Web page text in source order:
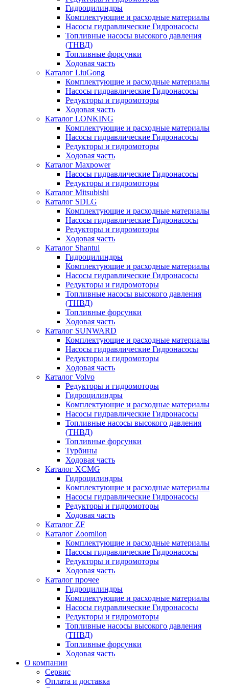
Гидроцилиндры
Комплектующие и расходные материалы
Насосы гидравлические Гидронасосы
Топливные насосы высокого давления
(ТНВД)
Топливные форсунки
Ходовая часть
Каталог LiuGong
Комплектующие и расходные материалы
Насосы гидравлические Гидронасосы
Редукторы и гидромоторы
Ходовая часть
Каталог LONKING
Комплектующие и расходные материалы
Насосы гидравлические Гидронасосы
Редукторы и гидромоторы
Ходовая часть
Каталог Maxpower
Насосы гидравлические Гидронасосы
Редукторы и гидромоторы
Каталог Mitsubishi
Каталог SDLG
Комплектующие и расходные материалы
Насосы гидравлические Гидронасосы
Редукторы и гидромоторы
Ходовая часть
Каталог Shantui
Гидроцилиндры
Комплектующие и расходные материалы
Насосы гидравлические Гидронасосы
Редукторы и гидромоторы
Топливные насосы высокого давления
(ТНВД)
Топливные форсунки
Ходовая часть
Каталог SUNWARD
Комплектующие и расходные материалы
Насосы гидравлические Гидронасосы
Редукторы и гидромоторы
Ходовая часть
Каталог Volvo
Редукторы и гидромоторы
Гидроцилиндры
Комплектующие и расходные материалы
Насосы гидравлические Гидронасосы
Топливные насосы высокого давления
(ТНВД)
Топливные форсунки
Турбины
Ходовая часть
Каталог XCMG
Гидроцилиндры
Комплектующие и расходные материалы
Насосы гидравлические Гидронасосы
Редукторы и гидромоторы
Ходовая часть
Каталог ZF
Каталог Zoomlion
Комплектующие и расходные материалы
Насосы гидравлические Гидронасосы
Редукторы и гидромоторы
Ходовая часть
Каталог прочее
Гидроцилиндры
Комплектующие и расходные материалы
Насосы гидравлические Гидронасосы
Редукторы и гидромоторы
Топливные насосы высокого давления
(ТНВД)
Топливные форсунки
Ходовая часть
О компании
Сервис
Оплата и доставка